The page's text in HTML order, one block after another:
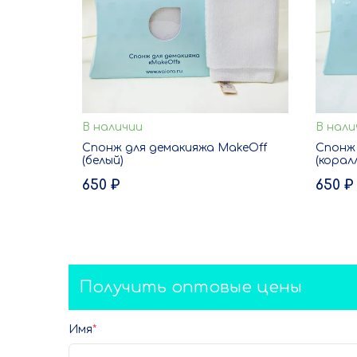
В наличии
Спонж для демакияжа MakeOff
(белый)
650 ₽
В корзину
ЗАКАЗ В ОДИН КЛИК
В
Спонж
650 ₽
Получить оптовые цены
Имя